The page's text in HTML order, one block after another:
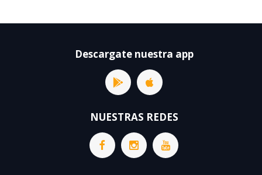
Descargate nuestra app
NUESTRAS REDES